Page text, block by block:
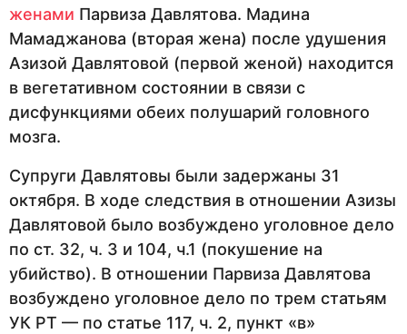
женами Парвиза Давлятова. Мадина
Мамаджанова (вторая жена) после удушения
Азизой Давлятовой (первой женой) находится
в вегетативном состоянии в связи с
дисфункциями обеих полушарий головного
мозга.
Супруги Давлятовы были задержаны 31
октября. В ходе следствия в отношении Азизы
Давлятовой было возбуждено уголовное дело
по ст. 32, ч. 3 и 104, ч.1 (покушение на
убийство). В отношении Парвиза Давлятова
возбуждено уголовное дело по трем статьям
УК РТ — по статье 117, ч. 2, пункт «в»